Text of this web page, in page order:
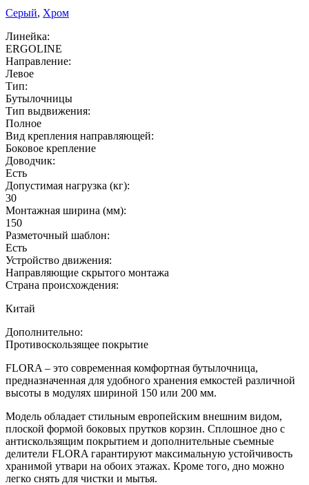
Серый, Хром
Линейка:
ERGOLINE
Направление:
Левое
Тип:
Бутылочницы
Тип выдвижения:
Полное
Вид крепления направляющей:
Боковое крепление
Доводчик:
Есть
Допустимая нагрузка (кг):
30
Монтажная ширина (мм):
150
Разметочный шаблон:
Есть
Устройство движения:
Направляющие скрытого монтажа
Страна происхождения:
Китай
Дополнительно:
Противоскользящее покрытие
FLORA – это современная комфортная бутылочница,
предназначенная для удобного хранения емкостей различной
высоты в модулях шириной 150 или 200 мм.
Модель обладает стильным европейским внешним видом,
плоской формой боковых прутков корзин. Сплошное дно с
антискользящим покрытием и дополнительные съемные
делители FLORA гарантируют максимальную устойчивость
хранимой утвари на обоих этажах. Кроме того, дно можно
легко снять для чистки и мытья.